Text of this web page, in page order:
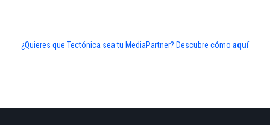
¿Quieres que Tectónica sea tu MediaPartner? Descubre cómo aquí